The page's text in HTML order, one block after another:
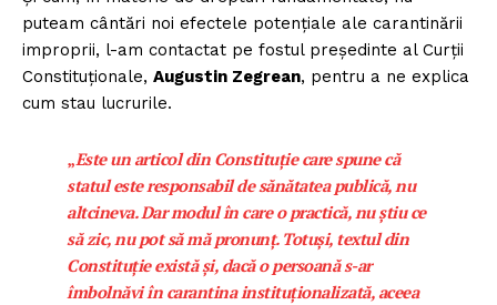
puteam cântări noi efectele potențiale ale carantinării
improprii, l-am contactat pe fostul președinte al Curții
Constituționale, Augustin Zegrean, pentru a ne explica
cum stau lucrurile.
„Este un articol din Constituție care spune că
statul este responsabil de sănătatea publică, nu
altcineva. Dar modul în care o practică, nu știu ce
să zic, nu pot să mă pronunț. Totuși, textul din
Constituție există și, dacă o persoană s-ar
îmbolnăvi în carantina instituționalizată, aceea